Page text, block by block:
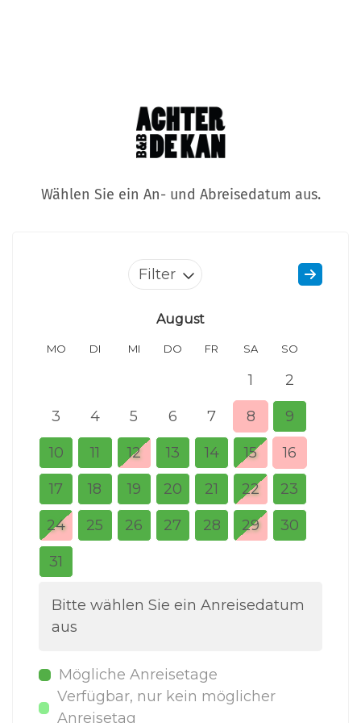
Wählen Sie ein An- und Abreisedatum aus.
Filter
August
MO DI MI DO FR SA SO
1 2
3 4 5 6 7 8 9
10 11 12 13 14 15 16
17 18 19 20 21 22 23
24 25 26 27 28 29 30
31
Bitte wählen Sie ein Anreisedatum
aus
Mögliche Anreisetage
Verfügbar, nur kein möglicher
Anreisetag